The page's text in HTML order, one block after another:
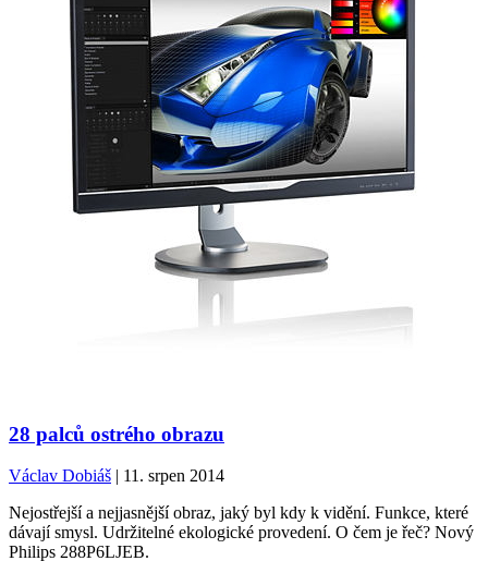
28 palců ostrého obrazu
Václav Dobiáš | 11. srpen 2014
Nejostřejší a nejjasnější obraz, jaký byl kdy k vidění. Funkce, které
dávají smysl. Udržitelné ekologické provedení. O čem je řeč? Nový
Philips 288P6LJEB.